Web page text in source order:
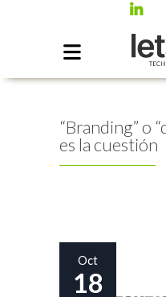
“Branding” o
es la cuestión
Oct
18